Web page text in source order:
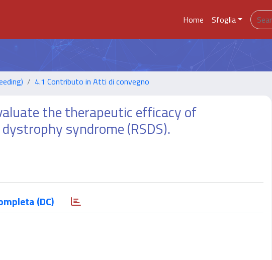
Home Sfoglia
4.1 Contributo in Atti di convegno
the therapeutic efficacy of
syndrome (RSDS).
(DC)